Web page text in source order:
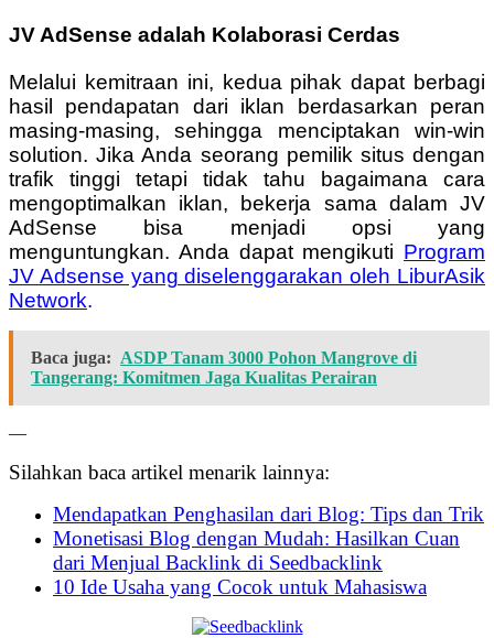
JV AdSense adalah Kolaborasi Cerdas
Melalui kemitraan ini, kedua pihak dapat berbagi
hasil pendapatan dari iklan berdasarkan peran
masing-masing, sehingga menciptakan win-win
solution. Jika Anda seorang pemilik situs dengan
trafik tinggi tetapi tidak tahu bagaimana cara
mengoptimalkan iklan, bekerja sama dalam JV
AdSense bisa menjadi opsi yang
menguntungkan. Anda dapat mengikuti Program
JV Adsense yang diselenggarakan oleh LiburAsik
Network.
Baca juga: ASDP Tanam 3000 Pohon Mangrove di
Tangerang: Komitmen Jaga Kualitas Perairan
—
Silahkan baca artikel menarik lainnya:
Mendapatkan Penghasilan dari Blog: Tips dan Trik
Monetisasi Blog dengan Mudah: Hasilkan Cuan
dari Menjual Backlink di Seedbacklink
10 Ide Usaha yang Cocok untuk Mahasiswa